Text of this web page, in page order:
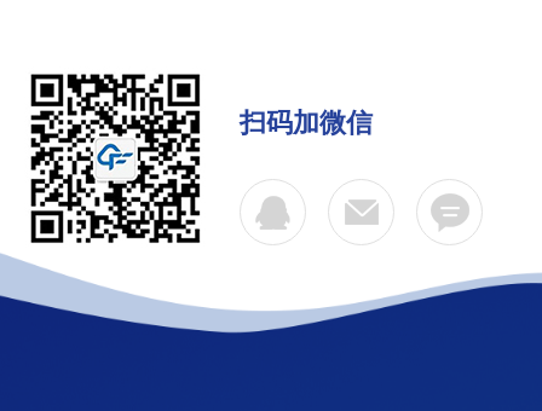
扫码加微信